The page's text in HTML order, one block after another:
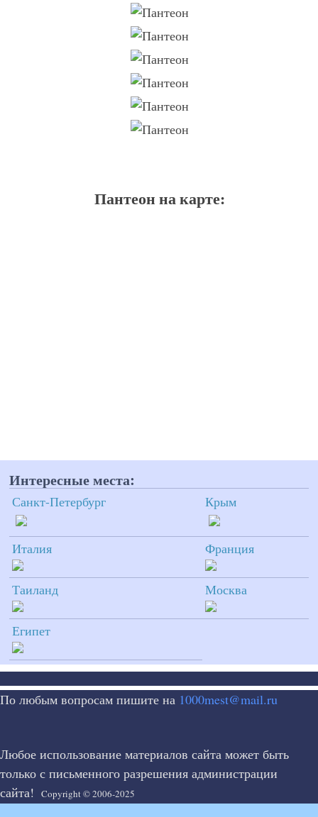
Пантеон на карте:
Интересные места:
Санкт-Петербург Крым
Италия Франция
Таиланд Москва
Египет
По любым вопросам пишите на 1000mest@mail.ru
Любое использование материалов сайта может быть
только с письменного разрешения администрации
сайта!
Copyright © 2006-2025